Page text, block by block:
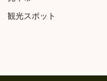
観光スポット